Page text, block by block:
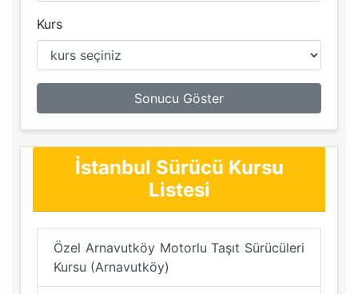
Kurs
Sonucu Göster
İstanbul Sürücü Kursu
Listesi
Özel Arnavutköy Motorlu Taşıt Sürücüleri
Kursu (Arnavutköy)